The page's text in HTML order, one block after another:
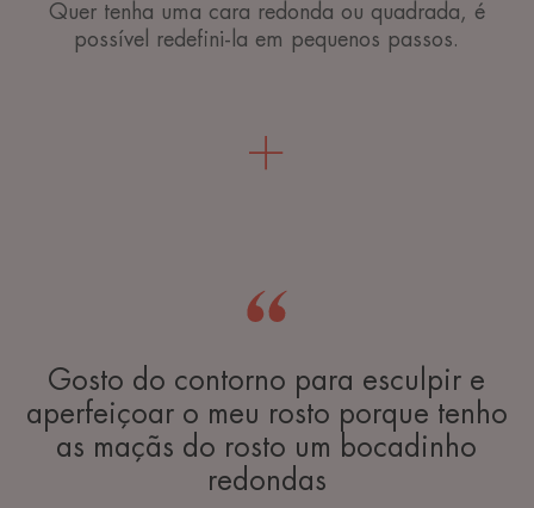
Quer tenha uma cara redonda ou quadrada, é
possível redefini-la em pequenos passos.
Gosto do contorno para esculpir e
aperfeiçoar o meu rosto porque tenho
as maçãs do rosto um bocadinho
redondas